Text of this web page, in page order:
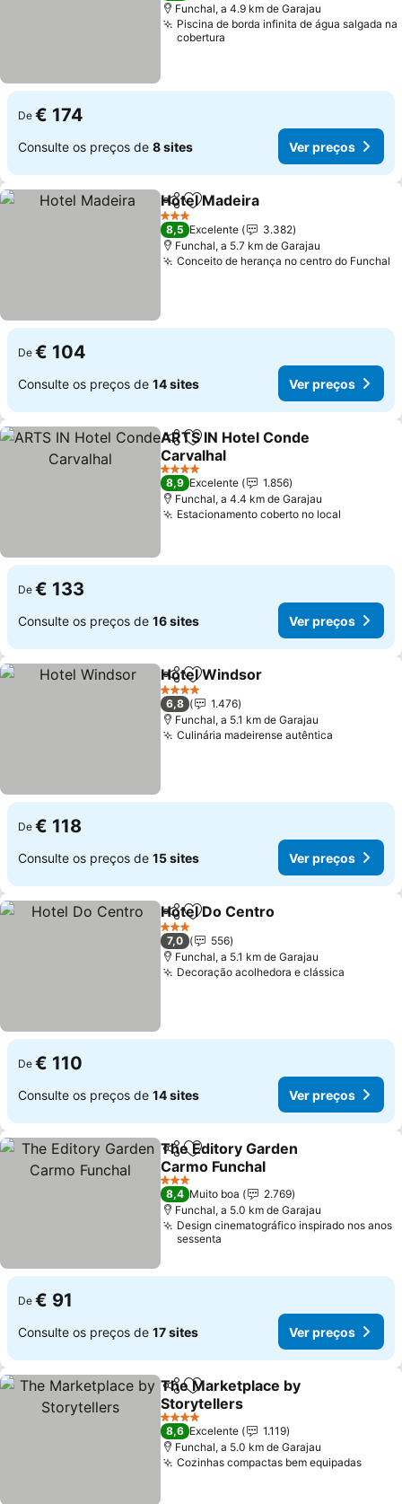
Funchal, a 4.9 km de Garajau
Piscina de borda infinita de água salgada na
cobertura
De € 174
Consulte os preços de 8 sites Ver preços
PartilharAdicionar aos favoritos
Hotel Madeira
3 Estrelas
8,5 Excelente
3.382
Funchal, a 5.7 km de Garajau
Conceito de herança no centro do Funchal
De € 104
Consulte os preços de 14 sites Ver preços
PartilharAdicionar aos favoritos
ARTS IN Hotel Conde
Carvalhal
Ver preços
4 Estrelas
8,9 Excelente
1.856
Funchal, a 4.4 km de Garajau
Estacionamento coberto no local
De € 133
Consulte os preços de 16 sites Ver preços
PartilharAdicionar aos favoritos
Hotel Windsor
4 Estrelas
6,8
1.476
Funchal, a 5.1 km de Garajau
Culinária madeirense autêntica
De € 118
Consulte os preços de 15 sites Ver preços
PartilharAdicionar aos favoritos
Hotel Do Centro
3 Estrelas
7,0
556
Funchal, a 5.1 km de Garajau
Decoração acolhedora e clássica
De € 110
Consulte os preços de 14 sites Ver preços
PartilharAdicionar aos favoritos
The Editory Garden
Carmo Funchal
Ver preços
3 Estrelas
8,4 Muito boa
2.769
Funchal, a 5.0 km de Garajau
Design cinematográfico inspirado nos anos
sessenta
De € 91
Consulte os preços de 17 sites Ver preços
PartilharAdicionar aos favoritos
The Marketplace by
Storytellers
Ver preços
4 Estrelas
8,6 Excelente
1.119
Funchal, a 5.0 km de Garajau
Cozinhas compactas bem equipadasVer